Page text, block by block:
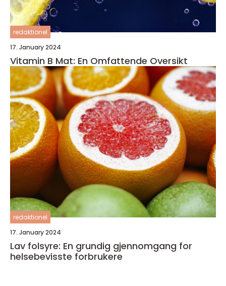
redaktionel
17. January 2024
Vitamin B Mat: En Omfattende Oversikt
redaktionel
17. January 2024
Lav folsyre: En grundig gjennomgang for
helsebevisste forbrukere